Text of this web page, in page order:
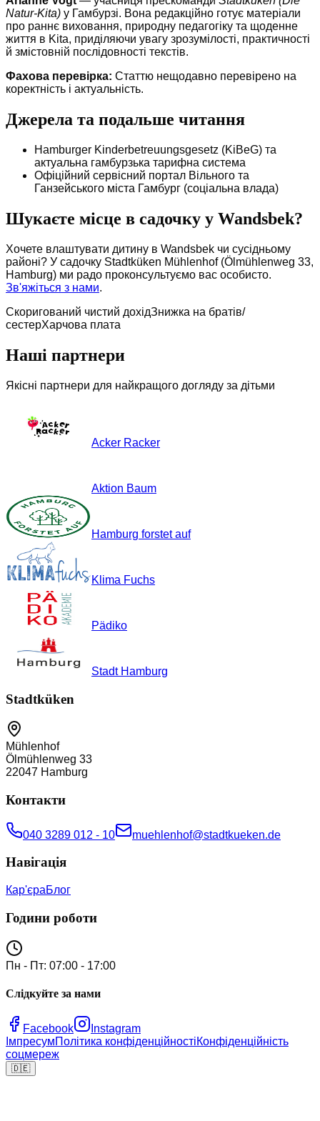
Natur-Kita) у Гамбурзі. Вона редакційно готує матеріали
про раннє виховання, природну педагогіку та щоденне
життя в Kita, приділяючи увагу зрозумілості, практичності
й змістовній послідовності текстів.
Фахова перевірка: Статтю нещодавно перевірено на
коректність і актуальність.
Джерела та подальше читання
Hamburger Kinderbetreuungsgesetz (KiBeG) та
актуальна гамбурзька тарифна система
Офіційний сервісний портал Вільного та
Ганзейського міста Гамбург (соціальна влада)
Шукаєте місце в садочку у Wandsbek?
Хочете влаштувати дитину в Wandsbek чи сусідньому
районі? У садочку Stadtküken Mühlenhof (Ölmühlenweg 33,
Hamburg) ми радо проконсультуємо вас особисто.
Зв'яжіться з нами.
Скоригований чистий дохідЗнижка на братів/
сестерХарчова плата
Наші партнери
Якісні партнери для найкращого догляду за дітьми
Acker Racker
Aktion Baum
Hamburg forstet auf
Klima Fuchs
Pädiko
Stadt Hamburg
Stadtküken
Mühlenhof
Ölmühlenweg 33
22047 Hamburg
Контакти
040 3289 012 - 10 muehlenhof@stadtkueken.de
Навігація
Кар'єраБлог
Години роботи
Пн - Пт: 07:00 - 17:00
Слідкуйте за нами
Facebook
Instagram
ІмпресумПолітика конфіденційностіКонфіденційність
соцмереж
🇩🇪